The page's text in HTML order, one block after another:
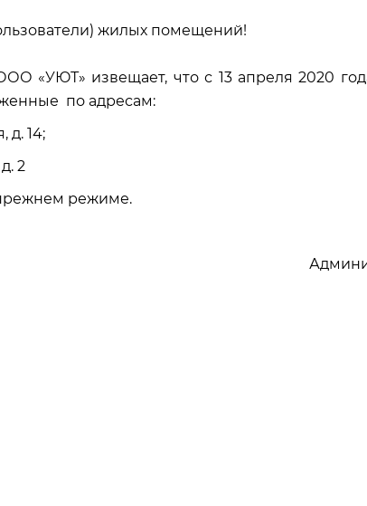
жилых помещений!
«УЮТ» извещает, что с 13 апреля 2020
по адресам:
д. 14;
2
режиме.